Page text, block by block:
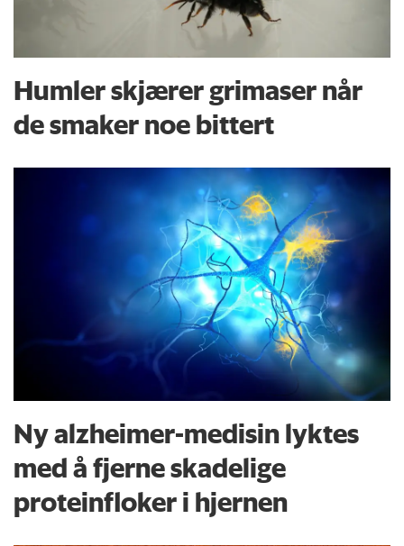
Humler skjærer grimaser når
de smaker noe bittert
Ny alzheimer-medisin lyktes
med å fjerne skadelige
proteinfloker i hjernen